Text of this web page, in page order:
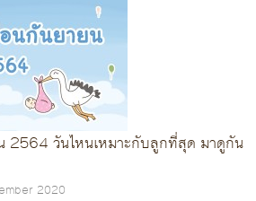
2564 วันไหนเหมาะกับลูกที่สุด มาดูกัน
2020